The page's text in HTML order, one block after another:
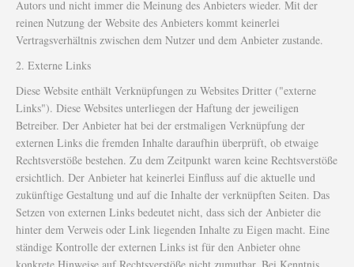
Autors und nicht immer die Meinung des Anbieters wieder. Mit der
reinen Nutzung der Website des Anbieters kommt keinerlei
Vertragsverhältnis zwischen dem Nutzer und dem Anbieter zustande.
2. Externe Links
Diese Website enthält Verknüpfungen zu Websites Dritter ("externe
Links"). Diese Websites unterliegen der Haftung der jeweiligen
Betreiber. Der Anbieter hat bei der erstmaligen Verknüpfung der
externen Links die fremden Inhalte daraufhin überprüft, ob etwaige
Rechtsverstöße bestehen. Zu dem Zeitpunkt waren keine Rechtsverstöße
ersichtlich. Der Anbieter hat keinerlei Einfluss auf die aktuelle und
zukünftige Gestaltung und auf die Inhalte der verknüpften Seiten. Das
Setzen von externen Links bedeutet nicht, dass sich der Anbieter die
hinter dem Verweis oder Link liegenden Inhalte zu Eigen macht. Eine
ständige Kontrolle der externen Links ist für den Anbieter ohne